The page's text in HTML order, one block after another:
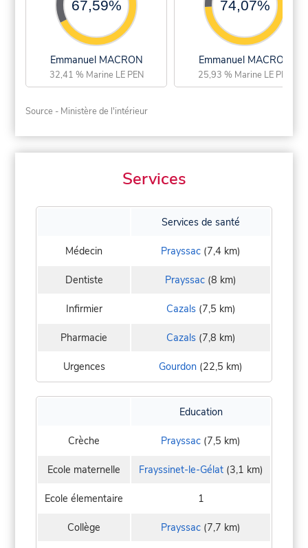
67,59%
Emmanuel MACRON
32,41 % Marine LE PEN
74,07%
Emmanuel MACRON
25,93 % Marine LE PEN
Source - Ministère de l'intérieur
Services
Services de santé
Médecin Prayssac (7,4 km)
Dentiste Prayssac (8 km)
Infirmier Cazals(7,5 km)
Pharmacie Cazals(7,8 km)
Urgences Gourdon (22,5 km)
Education
Crèche Prayssac (7,5 km)
Ecole maternelle Frayssinet-le-Gélat(3,1 km)
Ecole élementaire 1
Collège Prayssac (7,7 km)